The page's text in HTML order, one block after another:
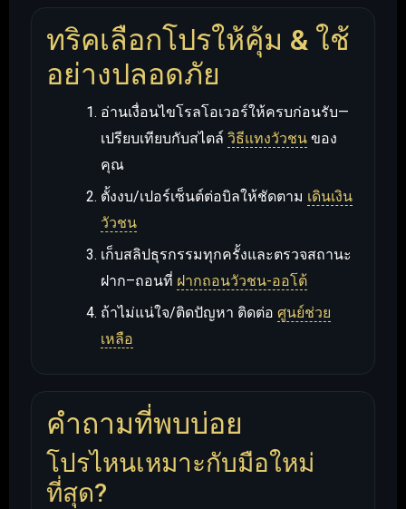
ทริคเลือกโปรให้คุ้ม & ใช้
อย่างปลอดภัย
อ่านเงื่อนไขโรลโอเวอร์ให้ครบก่อนรับ—
เปรียบเทียบกับสไตล์ วิธีแทงวัวชน ของ
คุณ
ตั้งงบ/เปอร์เซ็นต์ต่อบิลให้ชัดตาม เดินเงิน
วัวชน
เก็บสลิปธุรกรรมทุกครั้งและตรวจสถานะ
ฝาก–ถอนที่ ฝากถอนวัวชน-ออโต้
ถ้าไม่แน่ใจ/ติดปัญหา ติดต่อ ศูนย์ช่วย
เหลือ
คำถามที่พบบ่อย
โปรไหนเหมาะกับมือใหม่
ที่สุด?